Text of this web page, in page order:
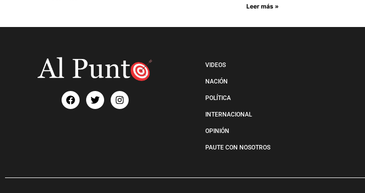
Leer más »
VIDEOS
NACIÓN
POLÍTICA
INTERNACIONAL
OPINIÓN
PAUTE CON NOSOTROS